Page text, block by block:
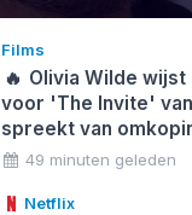
Films
🔥 Olivia Wilde wijst
voor 'The Invite'
spreekt van
49 minuten geleden
Netflix